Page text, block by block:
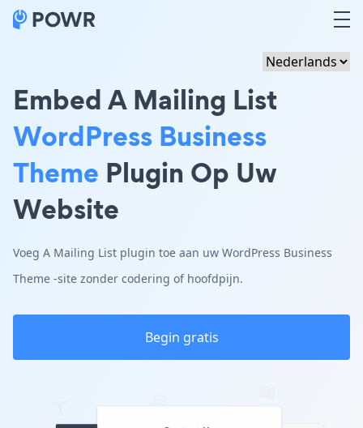
Embed A Mailing List
WordPress Business
Theme Plugin Op Uw
Website
Voeg A Mailing List plugin toe aan uw WordPress Business
Theme -site zonder codering of hoofdpijn.
Begin gratis